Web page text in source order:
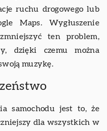
ruchu drogowego lub
Maps. Wygłuszenie
ten problem,
dzięki czemu można
muzykę.
samochodu jest to, że
dla wszystkich w